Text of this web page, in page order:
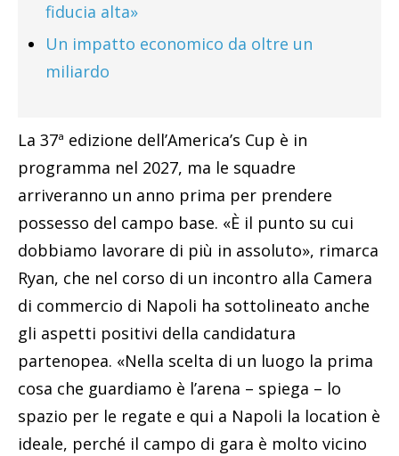
fiducia alta»
Un impatto economico da oltre un
miliardo
La 37ª edizione dell’America’s Cup è in
programma nel 2027, ma le squadre
arriveranno un anno prima per prendere
possesso del campo base. «È il punto su cui
dobbiamo lavorare di più in assoluto», rimarca
Ryan, che nel corso di un incontro alla Camera
di commercio di Napoli ha sottolineato anche
gli aspetti positivi della candidatura
partenopea. «Nella scelta di un luogo la prima
cosa che guardiamo è l’arena – spiega – lo
spazio per le regate e qui a Napoli la location è
ideale, perché il campo di gara è molto vicino